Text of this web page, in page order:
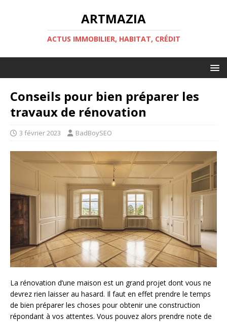
ARTMAZIA
ACTUS IMMOBILIER, HABITAT, CRÉDIT
Conseils pour bien préparer les
travaux de rénovation
3 février 2023 BadBoySEO
La rénovation d’une maison est un grand projet dont vous ne
devrez rien laisser au hasard. Il faut en effet prendre le temps
de bien préparer les choses pour obtenir une construction
répondant à vos attentes. Vous pouvez alors prendre note de